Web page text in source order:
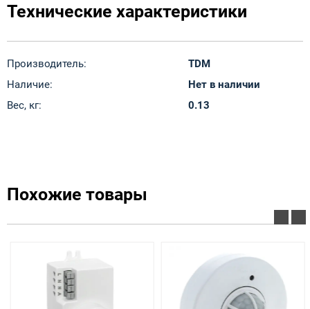
Технические характеристики
Производитель:
TDM
Наличие:
Нет в наличии
Вес, кг:
0.13
Похожие товары